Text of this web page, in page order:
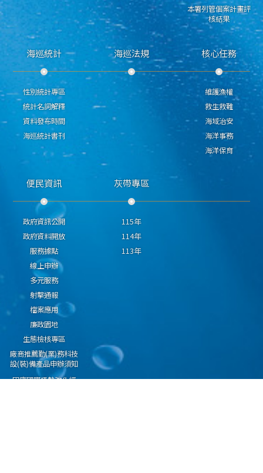
本署列管個案計畫評
核結果
海巡統計
性別統計專區
統計名詞解釋
資料發布時間
海巡統計書刊
海巡法規 核心任務
維護漁權
救生救難
海域治安
海洋事務
海洋保育
便民資訊
政府資訊公開
政府資料開放
服務據點
線上申辦
多元服務
射擊通報
檔案應用
廉政園地
生態檢核專區
廠商推薦勤(業)務科技
設(裝)備產品申辦須知
因應國際情勢強化經
灰帶專區
115年
114年
113年